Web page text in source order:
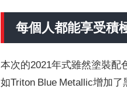
每個人都能享受積
本次的2021年式雖然塗裝配
如Triton Blue Metallic增加